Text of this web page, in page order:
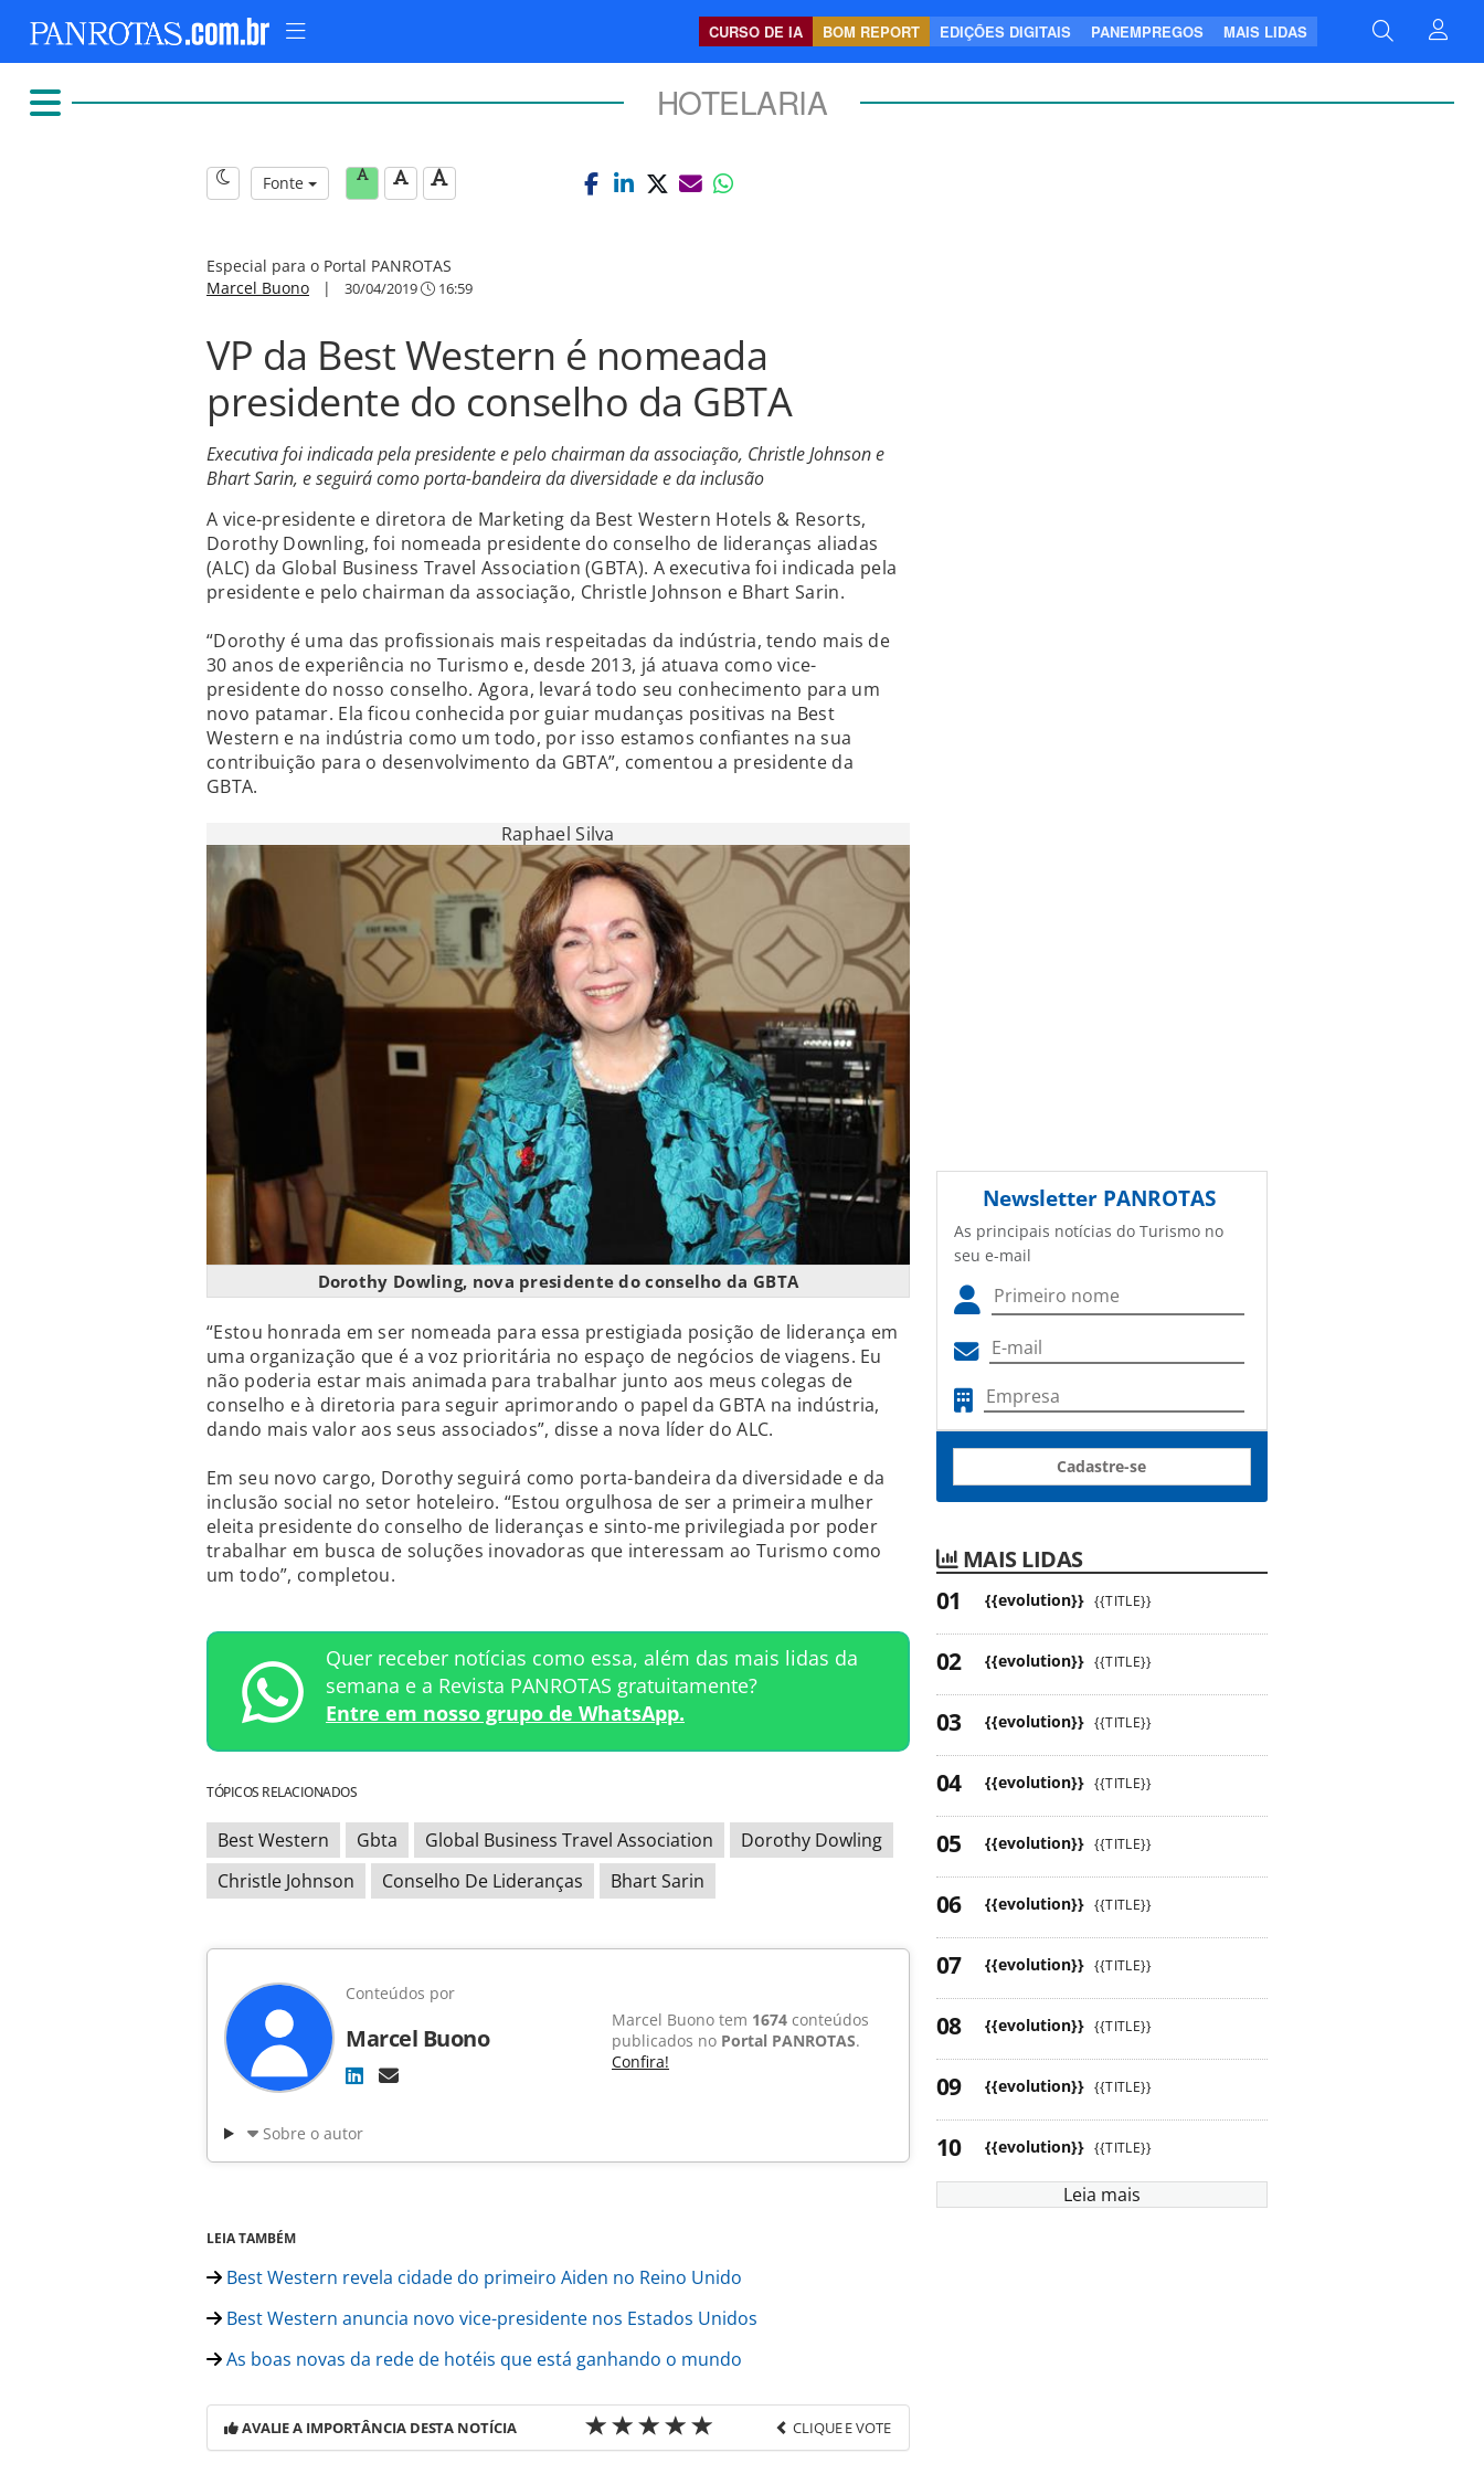
CURSO DE IA BOM REPORT EDIÇÕES DIGITAIS PANEMPREGOS MAIS LIDAS
HOTELARIA
Fonte
Especial para o Portal PANROTAS
Marcel Buono | 30/04/2019 16:59
VP da Best Western é nomeada
presidente do conselho da GBTA
Executiva foi indicada pela presidente e pelo chairman da associação, Christle Johnson e
Bhart Sarin, e seguirá como porta-bandeira da diversidade e da inclusão
A vice-presidente e diretora de Marketing da Best Western Hotels & Resorts,
Dorothy Downling, foi nomeada presidente do conselho de lideranças aliadas
(ALC) da Global Business Travel Association (GBTA). A executiva foi indicada pela
presidente e pelo chairman da associação, Christle Johnson e Bhart Sarin.
“Dorothy é uma das profissionais mais respeitadas da indústria, tendo mais de
30 anos de experiência no Turismo e, desde 2013, já atuava como vice-
presidente do nosso conselho. Agora, levará todo seu conhecimento para um
novo patamar. Ela ficou conhecida por guiar mudanças positivas na Best
Western e na indústria como um todo, por isso estamos confiantes na sua
contribuição para o desenvolvimento da GBTA”, comentou a presidente da
GBTA.
Raphael Silva
Dorothy Dowling, nova presidente do conselho da GBTA
“Estou honrada em ser nomeada para essa prestigiada posição de liderança em
uma organização que é a voz prioritária no espaço de negócios de viagens. Eu
não poderia estar mais animada para trabalhar junto aos meus colegas de
conselho e à diretoria para seguir aprimorando o papel da GBTA na indústria,
dando mais valor aos seus associados”, disse a nova líder do ALC.
Em seu novo cargo, Dorothy seguirá como porta-bandeira da diversidade e da
inclusão social no setor hoteleiro. “Estou orgulhosa de ser a primeira mulher
eleita presidente do conselho de lideranças e sinto-me privilegiada por poder
trabalhar em busca de soluções inovadoras que interessam ao Turismo como
um todo”, completou.
Quer receber notícias como essa, além das mais lidas da
semana e a Revista PANROTAS gratuitamente?
Entre em nosso grupo de WhatsApp.
TÓPICOS RELACIONADOS
Best Western Gbta Global Business Travel Association
Dorothy Dowling
Christle Johnson
Conselho De Lideranças Bhart Sarin
Conteúdos por
Marcel Buono
Marcel Buono tem 1674 conteúdos
publicados no Portal PANROTAS.
Confira!
Sobre o autor
LEIA TAMBÉM
Best Western revela cidade do primeiro Aiden no Reino Unido
Best Western anuncia novo vice-presidente nos Estados Unidos
As boas novas da rede de hotéis que está ganhando o mundo
AVALIE A IMPORTÂNCIA DESTA NOTÍCIA CLIQUE E VOTE
Newsletter PANROTAS
As principais notícias do Turismo no
seu e-mail
Cadastre-se
MAIS LIDAS
{{evolution}} {{TITLE}}
{{evolution}} {{TITLE}}
{{evolution}} {{TITLE}}
{{evolution}} {{TITLE}}
{{evolution}} {{TITLE}}
{{evolution}} {{TITLE}}
{{evolution}} {{TITLE}}
{{evolution}} {{TITLE}}
{{evolution}} {{TITLE}}
{{evolution}} {{TITLE}}
Leia mais